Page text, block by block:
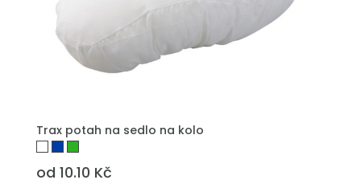
Trax potah na sedlo na kolo
od 10.10 Kč